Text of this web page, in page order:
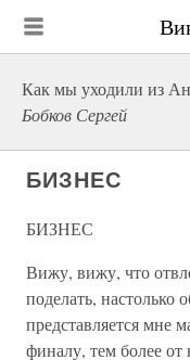
Как мы уходили из
Бобков Сергей
БИЗНЕС
БИЗНЕС
Вижу, вижу, что
поделать,
представляется мне
финалу, тем более от